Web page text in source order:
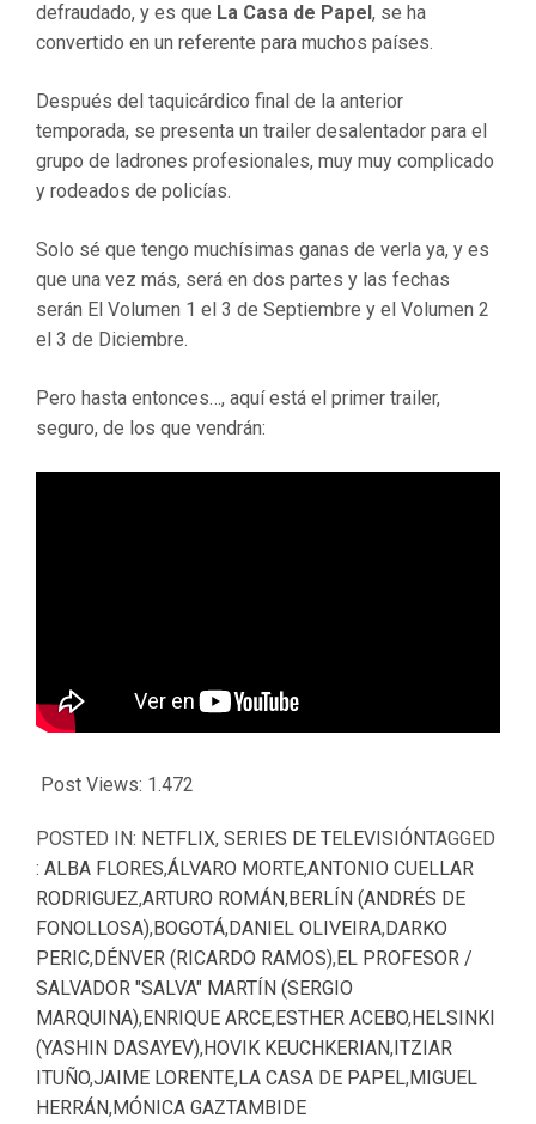
defraudado, y es que La Casa de Papel , se ha
convertido en un referente para muchos países.
Después del taquicárdico final de la anterior
temporada, se presenta un trailer desalentador para el
grupo de ladrones profesionales, muy muy complicado
y rodeados de policías.
Solo sé que tengo muchísimas ganas de verla ya, y es
que una vez más, será en dos partes y las fechas
serán El Volumen 1 el 3 de Septiembre y el Volumen 2
el 3 de Diciembre.
Pero hasta entonces…, aquí está el primer trailer,
seguro, de los que vendrán:
Post Views: 1.472
POSTED IN: NETFLIX, SERIES DE TELEVISIÓNTAGGED
: ALBA FLORES,ÁLVARO MORTE,ANTONIO CUELLAR
RODRIGUEZ,ARTURO ROMÁN,BERLÍN (ANDRÉS DE
FONOLLOSA),BOGOTÁ,DANIEL OLIVEIRA,DARKO
PERIC,DÉNVER (RICARDO RAMOS),EL PROFESOR /
SALVADOR "SALVA" MARTÍN (SERGIO
MARQUINA),ENRIQUE ARCE,ESTHER ACEBO,HELSINKI
(YASHIN DASAYEV),HOVIK KEUCHKERIAN,ITZIAR
ITUÑO,JAIME LORENTE,LA CASA DE PAPEL,MIGUEL
HERRÁN,MÓNICA GAZTAMBIDE